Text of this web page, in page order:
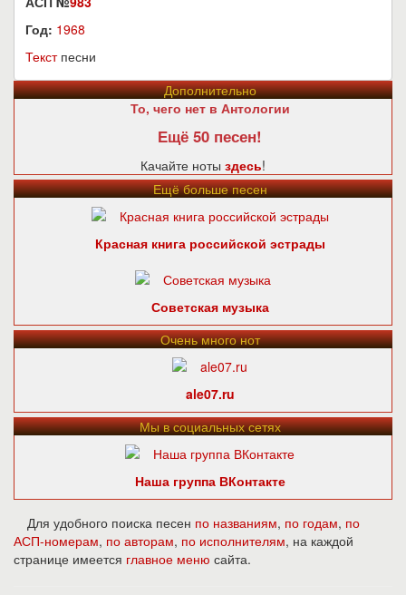
Год: 1968
Текстпесни
Дополнительно
То, чего нет в Антологии
Ещё 50 песен!
Качайте ноты здесь!
Ещё больше песен
Красная книга российской эстрады
Советская музыка
Очень много нот
ale07.ru
Мы в социальных сетях
Наша группа ВКонтакте
Для удобного поиска песен по названиям, по годам, по
АСП-номерам, по авторам, по исполнителям, на каждой
странице имеется главное меню сайта.